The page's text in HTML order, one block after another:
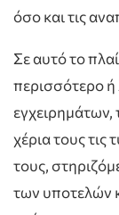
όσο και τις
Σε αυτό το
περισσότερο ή
χέρια τους
τους,
των υποτελών